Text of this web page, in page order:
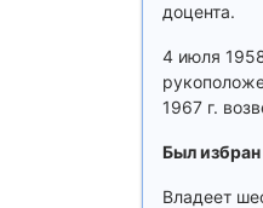
доцента.
4 июля
1967 г.
Был
Владеет